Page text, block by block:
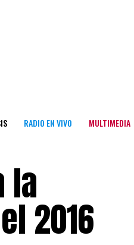
RADIO EN VIVO MULTIMEDIA
la
2016